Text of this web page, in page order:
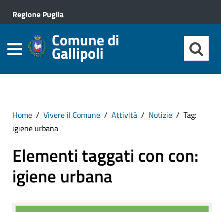
Regione Puglia
Comune di
Gallipoli
Home Vivere il Comune Attività Notizie
Tag:
igiene urbana
Elementi taggati con con:
igiene urbana